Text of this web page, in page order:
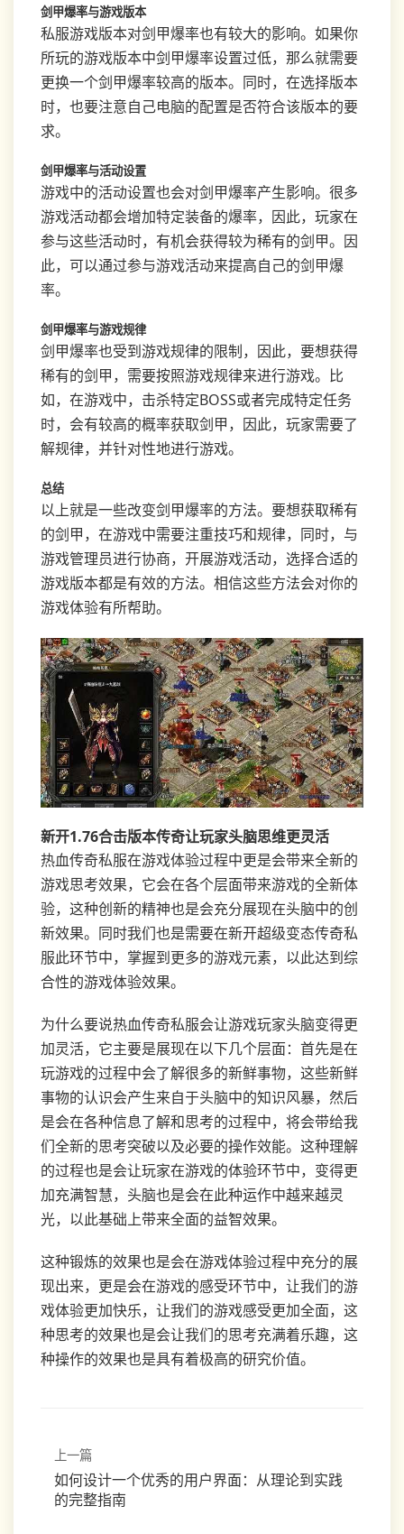
剑甲爆率与游戏版本
私服游戏版本对剑甲爆率也有较大的影响。如果你
所玩的游戏版本中剑甲爆率设置过低，那么就需要
更换一个剑甲爆率较高的版本。同时，在选择版本
时，也要注意自己电脑的配置是否符合该版本的要
求。
剑甲爆率与活动设置
游戏中的活动设置也会对剑甲爆率产生影响。很多
游戏活动都会增加特定装备的爆率，因此，玩家在
参与这些活动时，有机会获得较为稀有的剑甲。因
此，可以通过参与游戏活动来提高自己的剑甲爆
率。
剑甲爆率与游戏规律
剑甲爆率也受到游戏规律的限制，因此，要想获得
稀有的剑甲，需要按照游戏规律来进行游戏。比
如，在游戏中，击杀特定BOSS或者完成特定任务
时，会有较高的概率获取剑甲，因此，玩家需要了
解规律，并针对性地进行游戏。
总结
以上就是一些改变剑甲爆率的方法。要想获取稀有
的剑甲，在游戏中需要注重技巧和规律，同时，与
游戏管理员进行协商，开展游戏活动，选择合适的
游戏版本都是有效的方法。相信这些方法会对你的
游戏体验有所帮助。
新开1.76合击版本传奇让玩家头脑思维更灵活
热血传奇私服在游戏体验过程中更是会带来全新的
游戏思考效果，它会在各个层面带来游戏的全新体
验，这种创新的精神也是会充分展现在头脑中的创
新效果。同时我们也是需要在新开超级变态传奇私
服此环节中，掌握到更多的游戏元素，以此达到综
合性的游戏体验效果。
为什么要说热血传奇私服会让游戏玩家头脑变得更
加灵活，它主要是展现在以下几个层面：首先是在
玩游戏的过程中会了解很多的新鲜事物，这些新鲜
事物的认识会产生来自于头脑中的知识风暴，然后
是会在各种信息了解和思考的过程中，将会带给我
们全新的思考突破以及必要的操作效能。这种理解
的过程也是会让玩家在游戏的体验环节中，变得更
加充满智慧，头脑也是会在此种运作中越来越灵
光，以此基础上带来全面的益智效果。
这种锻炼的效果也是会在游戏体验过程中充分的展
现出来，更是会在游戏的感受环节中，让我们的游
戏体验更加快乐，让我们的游戏感受更加全面，这
种思考的效果也是会让我们的思考充满着乐趣，这
种操作的效果也是具有着极高的研究价值。
上一篇
如何设计一个优秀的用户界面：从理论到实践
的完整指南